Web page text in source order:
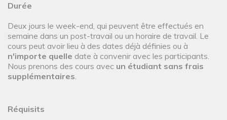
Durée
Deux jours le week-end, qui peuvent être effectués en
semaine dans un post-travail ou un horaire de travail. Le
cours peut avoir lieu à des dates déjà définies ou à
n'importe quelle date à convenir avec les participants.
Nous prenons des cours avec un étudiant sans frais
supplémentaires.
Réquisits